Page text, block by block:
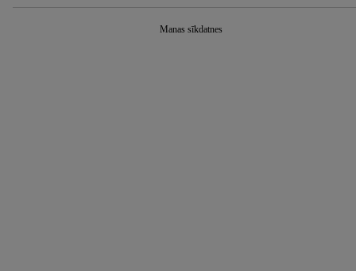
Manas sīkdatnes